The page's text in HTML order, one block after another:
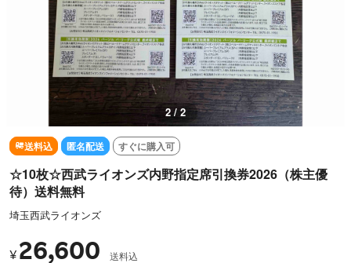
2 / 2
送料込 匿名配送 すぐに購入可
☆10枚☆西武ライオンズ内野指定席引換券2026（株主優
待）送料無料
埼玉西武ライオンズ
¥ 26,600 送料込